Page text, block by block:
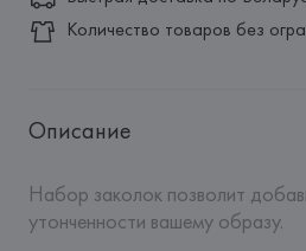
Количество товаров без
Описание
Набор заколок позволит
утонченности вашему образу.